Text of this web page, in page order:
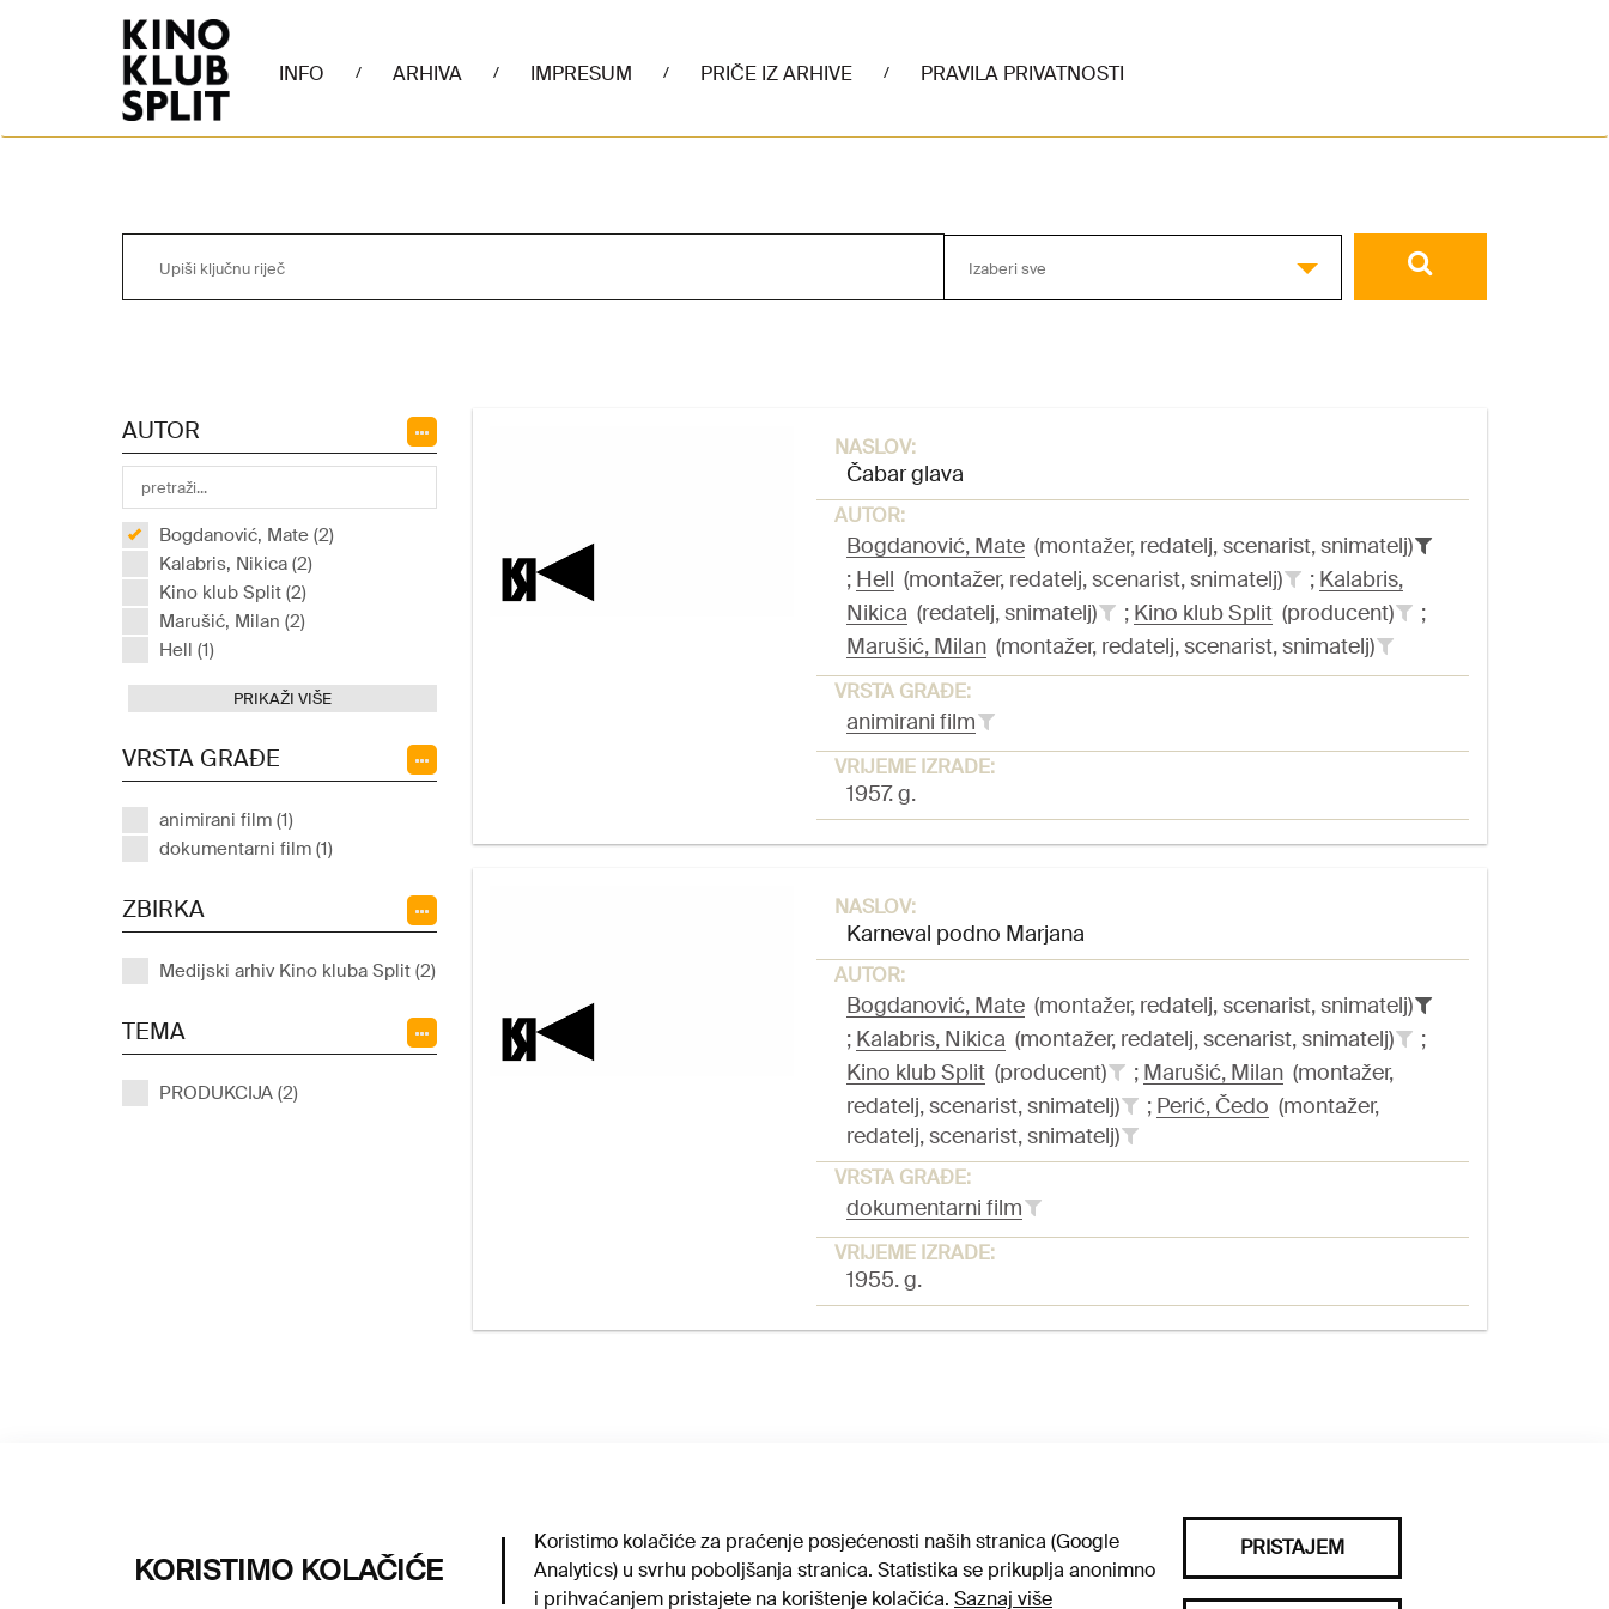
INFO / ARHIVA / IMPRESUM / PRIČE IZ ARHIVE / PRAVILA PRIVATNOSTI
Izaberi sve
AUTOR
Bogdanović, Mate (2)
Kalabris, Nikica (2)
Kino klub Split (2)
Marušić, Milan (2)
Hell (1)
PRIKAŽI VIŠE
VRSTA GRAĐE
animirani film (1)
dokumentarni film (1)
ZBIRKA
Medijski arhiv Kino kluba Split (2)
TEMA
PRODUKCIJA (2)
NASLOV:
Čabar glava
AUTOR:
Bogdanović, Mate(montažer, redatelj, scenarist, snimatelj)
; Hell (montažer, redatelj, scenarist, snimatelj) ; Kalabris,
Nikica (redatelj, snimatelj) ; Kino klub Split(producent)
;
Marušić, Milan(montažer, redatelj, scenarist, snimatelj)
VRSTA GRAĐE:
animirani film
VRIJEME IZRADE:
1957. g.
NASLOV:
Karneval podno Marjana
AUTOR:
Bogdanović, Mate(montažer, redatelj, scenarist, snimatelj)
; Kalabris, Nikica (montažer, redatelj, scenarist, snimatelj)
;
Kino klub Split(producent) ; Marušić, Milan(montažer,
redatelj, scenarist, snimatelj)
; Perić, Čedo (montažer,
redatelj, scenarist, snimatelj)
VRSTA GRAĐE:
dokumentarni film
VRIJEME IZRADE:
1955. g.
KORISTIMO KOLAČIĆE
Koristimo kolačiće za praćenje posjećenosti naših stranica (Google
Analytics) u svrhu poboljšanja stranica. Statistika se prikuplja anonimno
i prihvaćanjem pristajete na korištenje kolačića. Saznaj više
PRISTAJEM